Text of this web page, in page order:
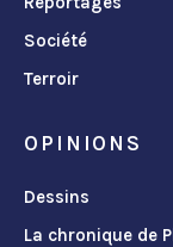
Société
Terroir
OPINIONS
Dessins
La chronique de